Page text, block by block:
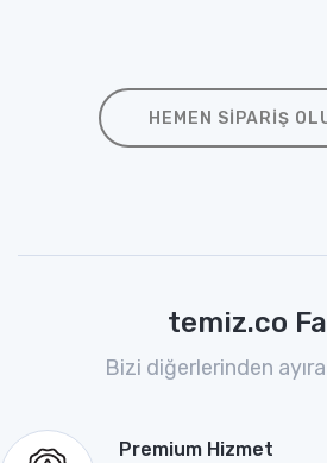
HEMEN SIPARIŞ
temiz.co
Bizi diğerlerinden
Premium Hizmet